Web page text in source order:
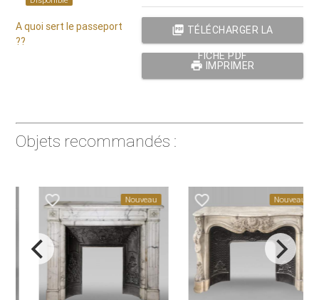
A quoi sert le passeport
??
picture_as_pdf TÉLÉCHARGER LA
FICHE PDF
print IMPRIMER
Objets recommandés :
Nouveau favorite_border Nouveau favorite_border